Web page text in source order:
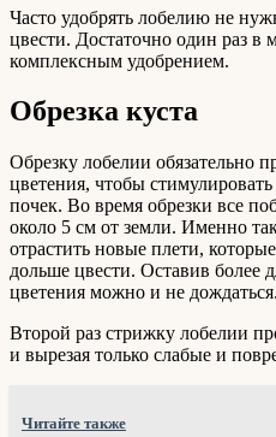
Часто удобрять лобелию не
цвести. Достаточно один раз в
комплексным удобрением.
Обрезка куста
Обрезку лобелии обязательно
цветения, чтобы
почек. Во время обрезки все
около 5 см от земли. Именно
отрастить новые плети,
дольше цвести. Оставив более
цветения можно и не дождаться.
Второй раз стрижку лобелии
и вырезая только слабые и
Читайте также